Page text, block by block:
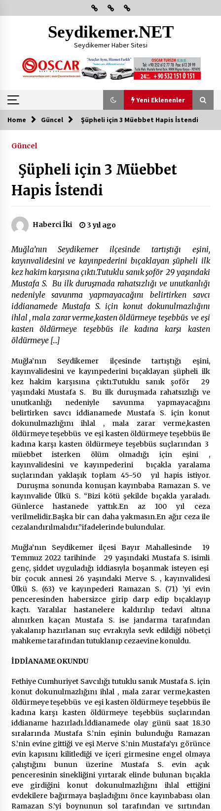
to
Seydikemer.NET
Seydikemer Haber Sitesi
Yeni Eklenenler
Yeni Eklenenler
2 ay ago
Çevre Bilinci Sahneye Taşınıyor: Çocuklardan
“Temiz Fethiye” Oyunu
2 ay ago
9 Günde 119 Acil Olaya Müdahale Edildi
2 ay ago
FETHİYE BELEDİYESİ HAZİRAN AYI MECLİS
HAYIRSEVER DİNÇER AKYALI’DAN EĞİTİME
DESTEK
2 ay ago
Mobil Tekerlekli Sandalye Tamir Aracı Engelsiz
Muğla İçin Yollarda
2 ay ago
Saadet Partisi Ziyaretlere Devam Ediyor
4 ay ago
Başkan Aras “Bizler Günü Kurtaran Değil, Yarını
Kuran İşler İçin Çalışacağız”
Seydikemer Belediye Meclisi Ekim Ayı
Toplantısı Yapıldı
2 yıl ago
“Hiç Kimse Kaçak Yapım Legalleşecek Ümidinde
Olmamalı”
2 yıl ago
2 yıl ago
Home Güncel Şüpheli için 3 Müebbet Hapis İstendi
Güncel
Şüpheli için 3 Müebbet
Hapis İstendi
Haberci İki 3 yıl ago
Muğla’nın Seydikemer ilçesinde tartıştığı eşini,
kayınvalidesini ve kayınpederini bıçaklayan şüpheli ilk
kez hakim karşısına çıktı.Tutuklu sanık şoför 29 yaşındaki
Mustafa S. Bu ilk duruşmada rahatsızlığı ve unutkanlığı
nedeniyle savunma yapmayacağını belirtirken savcı
iddianamede Mustafa S. için konut dokunulmazlığını
ihlal , mala zarar verme,kasten öldürmeye teşebbüs ve eşi
kasten öldürmeye teşebbüs ile kadına karşı kasten
öldürmeye […]
Muğla’nın Seydikemer ilçesinde tartıştığı eşini,
kayınvalidesini ve kayınpederini bıçaklayan şüpheli ilk
kez hakim karşısına çıktı.Tutuklu sanık şoför 29
yaşındaki Mustafa S. Bu ilk duruşmada rahatsızlığı ve
unutkanlığı nedeniyle savunma yapmayacağını
belirtirken savcı iddianamede Mustafa S. için konut
dokunulmazlığını ihlal , mala zarar verme,kasten
öldürmeye teşebbüs ve eşi kasten öldürmeye teşebbüs ile
kadına karşı kasten öldürmeye teşebbüs suçlarından 3
müebbet isterken ölüm olmadığı için eşini ,
kayınvalidesini ve kayınpederini bıçakla yaralama
suçlarından yaklaşık toplam 45-50 yıl hapis istiyor.
Duruşma sonunda konuşan kayınbaba Ramazan S. ve
kayınvalide Ülkü S. “Bizi kötü şekilde bıçakla yaraladı.
Günlerce hastanede yattık.En az 100 yıl ceza
verilmelidir.Başka bir can daha yakmasın.En ağır ceza ile
cezalandırılmalıdır.”ifadelerinde bulundular.
Muğla’nın Seydikemer ilçesi Bayır Mahallesinde 19
Temmuz 2022 tarihinde 29 yaşındaki Mustafa S. isimli
genç, şiddet uyguladığı iddiasıyla boşanmak isteyen eşi
bir çocuk annesi 26 yaşındaki Merve S. , kayınvalidesi
Ülkü S. (63) ve kayınpederi Ramazan S. (71) ’yi evin
penceresinden habersizce girip darp edip bıçaklayıp
kaçtı. Yaralılar hastanelere kaldırılıp tedavi altına
alınırken kaçan Mustafa S. ise jandarma tarafından
yakalanıp hazırlanan suç evrakıyla sevk edildiği nöbetçi
mahkeme tarafından tutuklanıp cezaevine konuldu.
İDDİANAME OKUNDU
Fethiye Cumhuriyet Savcılığı tutuklu sanık Mustafa S. için
konut dokunulmazlığını ihlal , mala zarar verme,kasten
öldürmeye teşebbüs ve eşi kasten öldürmeye teşebbüs ile
kadına karşı kasten öldürmeye teşebbüs suçlarından
iddianame hazırladı.İddianamede olay günü saat 18.30
sıralarında Mustafa S.’nin eşinin bulunduğu Ramazan
S.’nin evine gittiği ve eşi Merve S.’nin Mustafa’yı görünce
evin kapısını kilitlediği ve içeri girmesine engel olmaya
çalıştığını bunun üzerine Mustafa S. evin açık
penceresinin sinekliğini yırtarak elinde bulunan bıçakla
eve girdiğini konut dokunulmazlığını ihlal ettiğini
evdekilere bağırmaya başladığını önce kayınbabası olan
Ramazan S.’yi boynunun sol tarafından ve sırtından